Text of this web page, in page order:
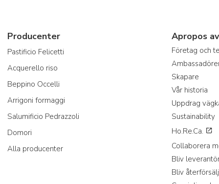
Producenter
Pastificio Felicetti
Acquerello riso
Beppino Occelli
Arrigoni formaggi
Salumificio Pedrazzoli
Domori
Alla producenter
Apropos
Företag och
Skapare
Vår historia
Uppdrag
Sustainability
Ho.Re.Ca.
Collaborera
Bliv
Bliv